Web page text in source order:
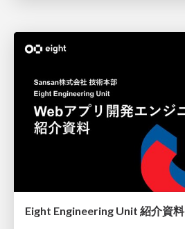
Eight Engineering Unit 紹介資料